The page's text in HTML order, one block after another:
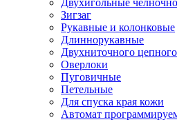
Двухигольные
Зигзаг
Рукавные и колонковые
Длиннорукавные
Двухниточного
Оверлоки
Пуговичные
Петельные
Для спуска края кожи
Автомат